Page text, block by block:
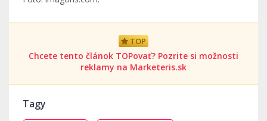
TOP
Chcete tento článok TOPovať? Pozrite si možnosti
reklamy na Marketeris.sk
Tagy